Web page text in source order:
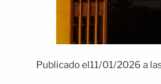
Publicado el11/01/2026 a